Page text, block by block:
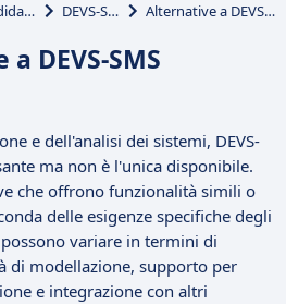
Segreteria didattica DEVS-SMS Alternative a DEVS-SMS
DEVS-SMS
e dell'analisi dei sistemi, DEVS-
ma non è l'unica disponibile.
che offrono funzionalità simili o
delle esigenze specifiche degli
variare in termini di
di modellazione, supporto per
e integrazione con altri